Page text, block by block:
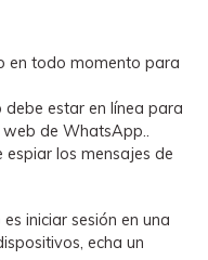
en todo momento para
estar en línea para
de WhatsApp..
espiar los mensajes de
iniciar sesión en una
echa un